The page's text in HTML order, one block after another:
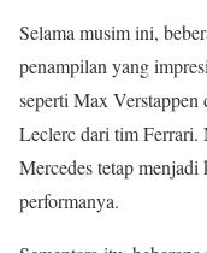
Selama musim ini,
penampilan yang
seperti Max
Leclerc dari tim
Mercedes tetap menjadi
performanya.